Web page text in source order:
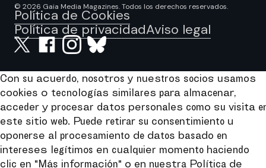
© 2026 Gaia Media Magazines. Todos los derechos reservados.
Política de Cookies
Política de privacidadAviso legal
Con su acuerdo, nosotros y nuestros socios usamos
cookies o tecnologías similares para almacenar,
acceder y procesar datos personales como su visita
este sitio web. Puede retirar su consentimiento u
oponerse al procesamiento de datos basado en
intereses legítimos en cualquier momento haciendo
clic en "Más información" o en nuestra Política de